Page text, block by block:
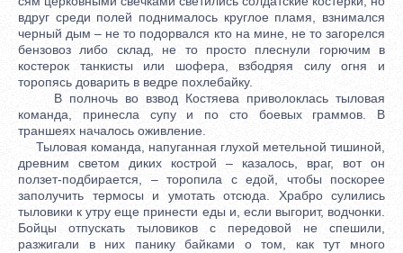
вдруг среди полей поднималось круглое пламя, взнимался
черный дым – не то подорвался кто на мине, не то загорелся
бензовоз либо склад, не то просто плеснули горючим в
костерок танкисты или шофера, взбодряя силу огня и
торопясь доварить в ведре похлебайку.
В полночь во взвод Костяева приволоклась тыловая
команда, принесла супу и по сто боевых граммов. В
траншеях началось оживление.
Тыловая команда, напуганная глухой метельной тишиной,
древним светом диких кострой – казалось, враг, вот он
ползет-подбирается, – торопила с едой, чтобы поскорее
заполучить термосы и умотать отсюда. Храбро сулились
тыловики к утру еще принести еды и, если выгорит, водчонки.
Бойцы отпускать тыловиков с передовой не спешили,
разжигали в них панику байками о том, как тут много